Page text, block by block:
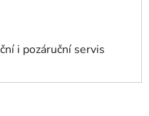
i pozáruční servis